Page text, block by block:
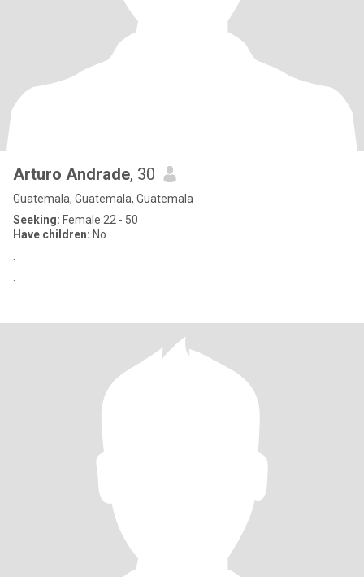
Arturo Andrade, 30
Guatemala, Guatemala, Guatemala
Seeking: Female 22 - 50
Have children: No